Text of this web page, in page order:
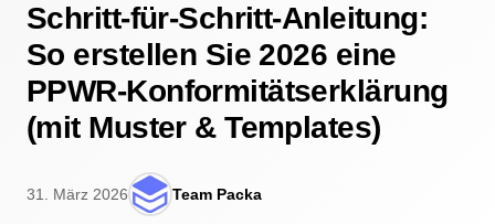
Schritt-für-Schritt-Anleitung:
So erstellen Sie 2026 eine
PPWR-Konformitätserklärung
(mit Muster & Templates)
31. März 2026 Team Packa